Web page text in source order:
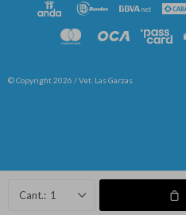
1
© Copyright 2026 / Vet. Las Garzas